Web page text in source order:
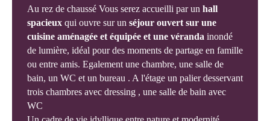
Au rez de chaussé Vous serez accueilli par un hall
spacieux qui ouvre sur un séjour ouvert sur une
cuisine aménagée et équipée et une véranda inondé
de lumière, idéal pour des moments de partage en famille
ou entre amis. Egalement une chambre, une salle de
bain, un WC et un bureau . A l'étage un palier desservant
trois chambres avec dressing , une salle de bain avec
WC